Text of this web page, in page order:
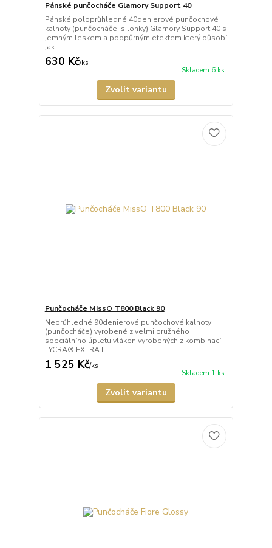
Pánské punčocháče Glamory Support 40
Pánské poloprůhledné 40denierové punčochové
kalhoty (punčocháče, silonky) Glamory Support 40 s
jemným leskem a podpůrným efektem který působí
jak...
630 Kč/ks
Skladem 6 ks
Zvolit variantu
Punčocháče MissO T800 Black 90
Neprůhledné 90denierové punčochové kalhoty
(punčocháče) vyrobené z velmi pružného
speciálního úpletu vláken vyrobených z kombinací
LYCRA® EXTRA L...
1 525 Kč/ks
Skladem 1 ks
Zvolit variantu